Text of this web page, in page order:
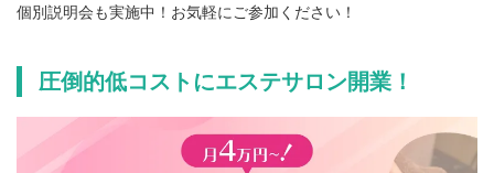
個別説明会も実施中！お気軽にご参加ください！
圧倒的低コストにエステサロン開業！